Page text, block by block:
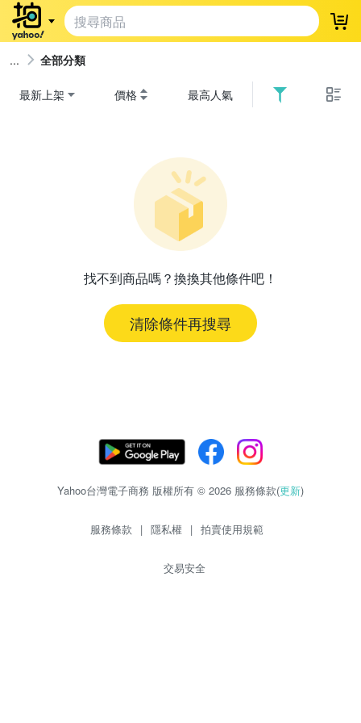
登
全部分類
最新上架 價格 最高人氣
找不到商品嗎？換換其他條件吧！
清除條件再搜尋
Yahoo台灣電子商務 版權所有 © 2026 服務條款(更新)
服務條款 | 隱私權 | 拍賣使用規範
交易安全